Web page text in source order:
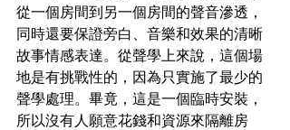
從一個房間到另一個房間的聲音滲透，
同時還要保證旁白、音樂和效果的清晰
故事情感表達。從聲學上來說，這個場
地是有挑戰性的，因為只實施了最少的
聲學處理。畢竟，這是一個臨時安裝，
所以沒有人願意花錢和資源來隔離房